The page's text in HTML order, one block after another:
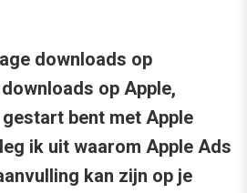
downloads op
op Apple,
bent met Apple
ik uit waarom Apple Ads
kan zijn op je